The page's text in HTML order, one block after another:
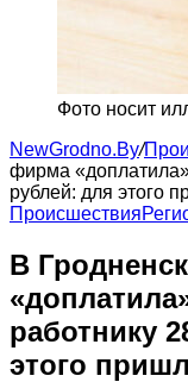
Фото носит
NewGrodno.By/
фирма
рублей: для этого
Происшествия
В
работнику
этого